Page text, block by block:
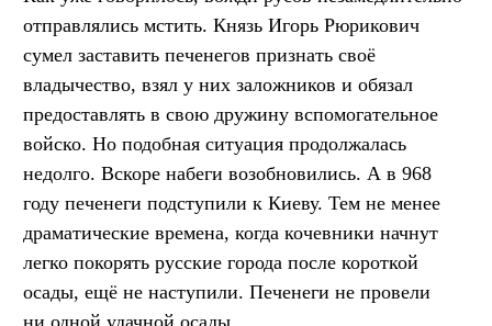
отправлялись мстить. Князь Игорь Рюрикович
сумел заставить печенегов признать своё
владычество, взял у них заложников и обязал
предоставлять в свою дружину вспомогательное
войско. Но подобная ситуация продолжалась
недолго. Вскоре набеги возобновились. А в 968
году печенеги подступили к Киеву. Тем не менее
драматические времена, когда кочевники начнут
легко покорять русские города после короткой
осады, ещё не наступили. Печенеги не провели
ни одной удачной осады.